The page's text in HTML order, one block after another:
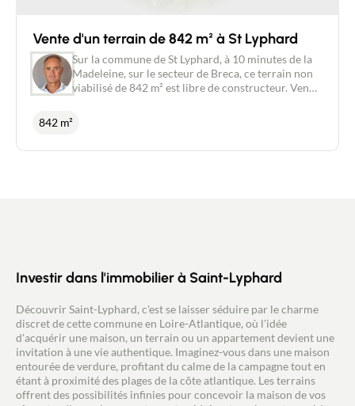
Vente d'un terrain de 842 m² à St Lyphard
Sur la commune de St Lyphard, à 10 minutes de la
Madeleine, sur le secteur de Breca, ce terrain non
viabilisé de 842 m² est libre de constructeur. Vendu
842 m²
Investir dans l'immobilier à Saint-Lyphard
Découvrir Saint-Lyphard, c'est se laisser séduire par le charme
discret de cette commune en Loire-Atlantique, où l'idée
d'acquérir une maison, un terrain ou un appartement devient une
invitation à une vie authentique. Imaginez-vous dans une maison
entourée de verdure, profitant du calme de la campagne tout en
étant à proximité des plages de la côte atlantique. Les terrains
offrent des possibilités infinies pour concevoir la maison de vos